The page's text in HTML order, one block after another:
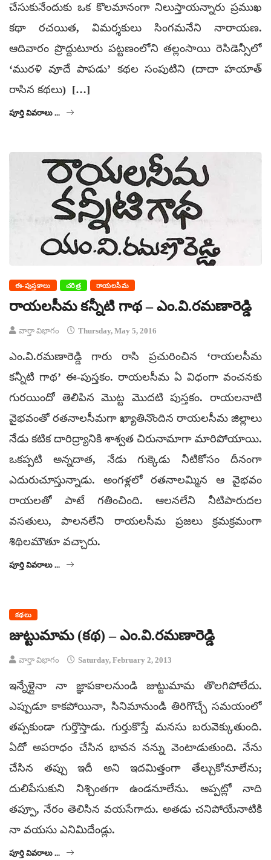
చేసుకునేందుకు ఒక కొల‌మానంగా నిలుస్తాయన్నారు ప్రముఖ
కథా రచయిత, విమర్శకులు సింగమనేని నారాయణ.
ఆదివారం ప్రొద్దుటూరు పట్టణంలోని తల్లంసాయి రెసిడెన్సీలో
‘మురళి వూదే పాపడు’ కథల సంపుటిని (దాదా హయాత్‌
రాసిన కథలు) […]
పూర్తి వివరాలు ...
ఈ-పుస్తకాలు చరిత్ర రాయలసీమ
రాయలసీమ కన్నీటి గాథ – ఎం.వి.రమణారెడ్డి
వార్తా విభాగం Thursday, May 5, 2016
ఎం.వి.రమణారెడ్డి గారు రాసి ప్రచురించిన ‘రాయలసీమ
కన్నీటి గాథ’ ఈ-పుస్తకం. రాయలసీమ ఏ విధంగా వంచనకు
గురయిందో తెలిపిన మొట్ట మొదటి పుస్తకం. రాయలనాటి
వైభవంతో రతనాలసీమగా ఖ్యాతినొందిన రాయలసీమ జిల్లాలు
నేడు కటిక దారిద్ర్యానికి శాశ్వత చిరునామాగా మారిపోయాయి.
ఒకప్పటి అన్నదాత, నేడు గుక్కెడు నీటికోసం దీనంగా
ఎదురుచూస్తున్నాడు. అంగళ్లలో రతనాలమ్మిన ఆ వైభవం
రాయలతో పాటే గతించింది. ఆలనలేని నీటిపారుదల
వసతులు, పాలనలేని రాయలసీమ ప్రజలు క్రమక్రమంగా
శిథిలమౌతూ వచ్చారు.
పూర్తి వివరాలు ...
కథలు
జుట్టుమామ (కథ) – ఎం.వి.రమణారెడ్డి
వార్తా విభాగం Saturday, February 2, 2013
ఇన్నేళ్లైనా నా జ్ఞాపకాలనుండి జుట్టుమామ తొలగిపోలేదు.
ఎప్పుడూ కాకపోయినా, సినిమానుండి తిరిగొచ్చే సమయంలో
తప్పకుండా గుర్తొస్తాడు. గుర్తుకొస్తే మనసు బరువెక్కుతుంది.
ఏదో అపరాధం చేసిన భావన నన్ను వెంటాడుతుంది. నేను
చేసిన తప్పు ఇదీ అని ఇదమిత్తంగా తేల్చుకోనూలేను;
దులిపేసుకుని నిశ్చింతగా ఉండనూలేను. అప్పట్లో నాది
తప్పూ, నేరం తెలిసిన వయసేగాదు. అతడు చనిపోయేనాటికి
నా వయసు ఎనిమిదేండ్లు.
పూర్తి వివరాలు ...